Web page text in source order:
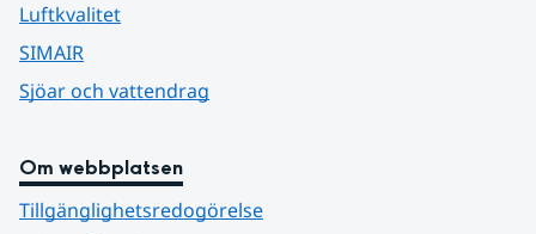
Luftkvalitet
SIMAIR
Sjöar och vattendrag
Om webbplatsen
Tillgänglighetsredogörelse